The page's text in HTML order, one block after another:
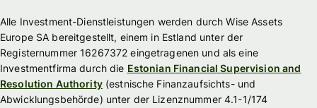
Alle Investment-Dienstleistungen werden durch Wise Assets
Europe SA bereitgestellt, einem in Estland unter der
Registernummer 16267372 eingetragenen und als eine
Investmentfirma durch die Estonian Financial Supervision and
Resolution Authority(estnische Finanzaufsichts- und
Abwicklungsbehörde) unter der Lizenznummer 4.1-1/174